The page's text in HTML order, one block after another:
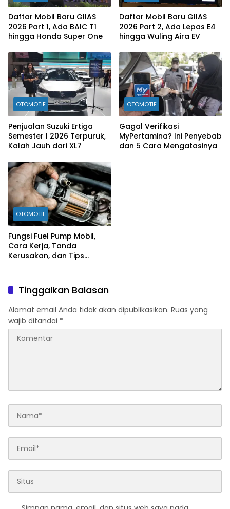
Daftar Mobil Baru GIIAS
2026 Part 1, Ada BAIC T1
hingga Honda Super One
Daftar Mobil Baru GIIAS
2026 Part 2, Ada Lepas E4
hingga Wuling Aira EV
OTOMOTIF
Penjualan Suzuki Ertiga
Semester I 2026 Terpuruk,
Kalah Jauh dari XL7
OTOMOTIF
Gagal Verifikasi
MyPertamina? Ini Penyebab
dan 5 Cara Mengatasinya
OTOMOTIF
Fungsi Fuel Pump Mobil,
Cara Kerja, Tanda
Kerusakan, dan Tips
Tinggalkan Balasan
Alamat email Anda tidak akan dipublikasikan. Ruas yang
wajib ditandai *